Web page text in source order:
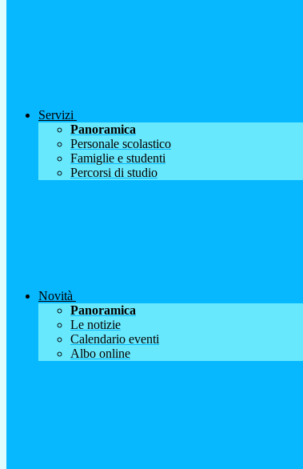
Servizi
Panoramica
Personale scolastico
Famiglie e studenti
Percorsi di studio
Novità
Panoramica
Le notizie
Calendario eventi
Albo online